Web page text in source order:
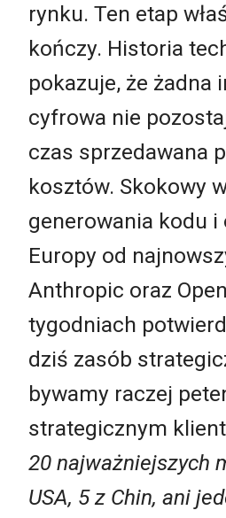
rynku. Ten etap
kończy. Historia
pokazuje, że żadna
cyfrowa nie
czas sprzedawana
kosztów. Skokowy
generowania kodu i
Europy od
Anthropic oraz
tygodniach
dziś zasób
bywamy raczej
strategicznym
20 najważniejszych
USA, 5 z Chin, ani